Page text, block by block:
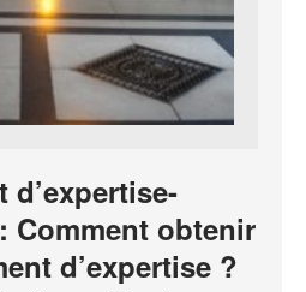
d’expertise-
Comment obtenir
d’expertise ?